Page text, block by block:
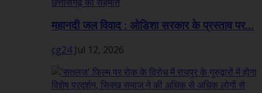
महानदी जल विवाद : ओडिशा सरकार के प्रस्ताव पर...
cg24 Jul 12, 2026